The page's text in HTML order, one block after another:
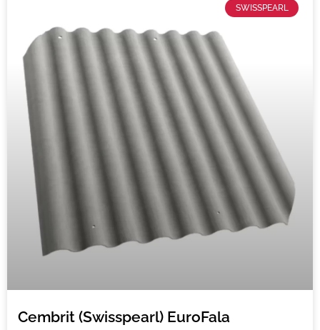
SWISSPEARL
Cembrit (Swisspearl) EuroFala